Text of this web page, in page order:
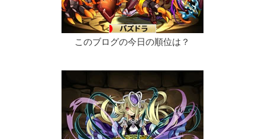
このブログの今日の順位は？